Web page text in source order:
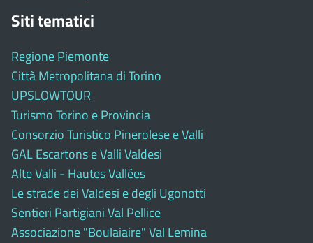
Siti tematici
Regione Piemonte
Città Metropolitana di Torino
UPSLOWTOUR
Turismo Torino e Provincia
Consorzio Turistico Pinerolese e Valli
GAL Escartons e Valli Valdesi
Alte Valli - Hautes Vallées
Le strade dei Valdesi e degli Ugonotti
Sentieri Partigiani Val Pellice
Associazione "Boulaiaire" Val Lemina